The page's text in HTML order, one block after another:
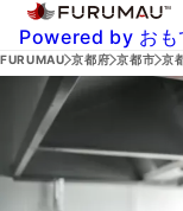
Powered by おも
FURUMAU 京都府 京都市 京